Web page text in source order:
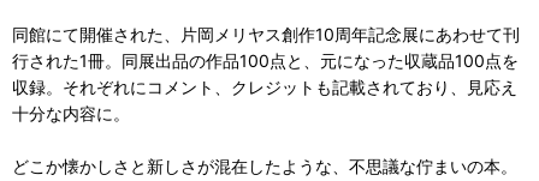
同館にて開催された、片岡メリヤス創作10周年記念展にあわせて刊
行された1冊。同展出品の作品100点と、元になった収蔵品100点を
収録。それぞれにコメント、クレジットも記載されており、見応え
十分な内容に。
どこか懐かしさと新しさが混在したような、不思議な佇まいの本。